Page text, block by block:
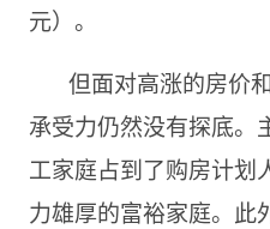
元）。
但面对高涨的房价
承受力仍然没有探底。
工家庭占到了购房计划
力雄厚的富裕家庭。此